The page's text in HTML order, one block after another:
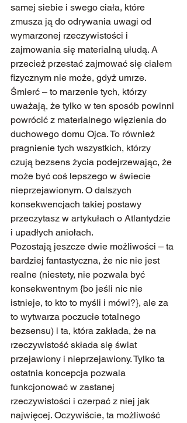
samej siebie i swego ciała, które
zmusza ją do odrywania uwagi od
wymarzonej rzeczywistości i
zajmowania się materialną ułudą. A
przecież przestać zajmować się ciałem
fizycznym nie może, gdyż umrze.
Śmierć – to marzenie tych, którzy
uważają, że tylko w ten sposób powinni
powrócić z materialnego więzienia do
duchowego domu Ojca. To również
pragnienie tych wszystkich, którzy
czują bezsens życia podejrzewając, że
może być coś lepszego w świecie
nieprzejawionym. O dalszych
konsekwencjach takiej postawy
przeczytasz w artykułach o Atlantydzie
i upadłych aniołach.
Pozostają jeszcze dwie możliwości – ta
bardziej fantastyczna, że nic nie jest
realne (niestety, nie pozwala być
konsekwentnym {bo jeśli nic nie
istnieje, to kto to myśli i mówi?}, ale za
to wytwarza poczucie totalnego
bezsensu) i ta, która zakłada, że na
rzeczywistość składa się świat
przejawiony i nieprzejawiony. Tylko ta
ostatnia koncepcja pozwala
funkcjonować w zastanej
rzeczywistości i czerpać z niej jak
najwięcej. Oczywiście, ta możliwość